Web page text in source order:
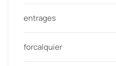
entrages
forcalquier